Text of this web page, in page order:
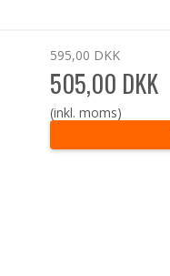
595,00 DKK
505,00 DKK
(inkl. moms)